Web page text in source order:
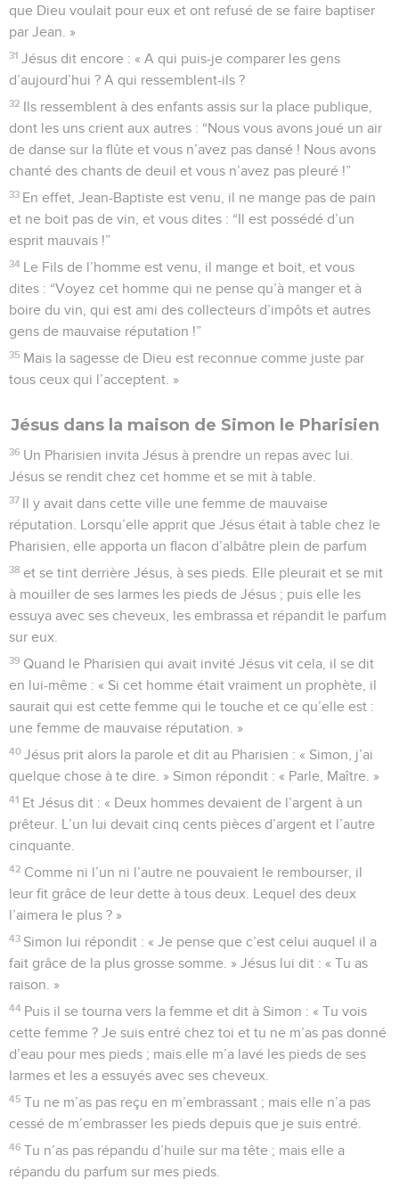
que Dieu voulait pour eux et ont refusé de se faire baptiser
par Jean. »
31 Jésus dit encore : « A qui puis-je comparer les gens
d’aujourd’hui ? A qui ressemblent-ils ?
32 Ils ressemblent à des enfants assis sur la place publique,
dont les uns crient aux autres : “Nous vous avons joué un air
de danse sur la flûte et vous n’avez pas dansé ! Nous avons
chanté des chants de deuil et vous n’avez pas pleuré !”
33 En effet, Jean-Baptiste est venu, il ne mange pas de pain
et ne boit pas de vin, et vous dites : “Il est possédé d’un
esprit mauvais !”
34 Le Fils de l’homme est venu, il mange et boit, et vous
dites : “Voyez cet homme qui ne pense qu’à manger et à
boire du vin, qui est ami des collecteurs d’impôts et autres
gens de mauvaise réputation !”
35 Mais la sagesse de Dieu est reconnue comme juste par
tous ceux qui l’acceptent. »
Jésus dans la maison de Simon le Pharisien
36 Un Pharisien invita Jésus à prendre un repas avec lui.
Jésus se rendit chez cet homme et se mit à table.
37 Il y avait dans cette ville une femme de mauvaise
réputation. Lorsqu’elle apprit que Jésus était à table chez le
Pharisien, elle apporta un flacon d’albâtre plein de parfum
38 et se tint derrière Jésus, à ses pieds. Elle pleurait et se mit
à mouiller de ses larmes les pieds de Jésus ; puis elle les
essuya avec ses cheveux, les embrassa et répandit le parfum
sur eux.
39 Quand le Pharisien qui avait invité Jésus vit cela, il se dit
en lui-même : « Si cet homme était vraiment un prophète, il
saurait qui est cette femme qui le touche et ce qu’elle est :
une femme de mauvaise réputation. »
40 Jésus prit alors la parole et dit au Pharisien : « Simon, j’ai
quelque chose à te dire. » Simon répondit : « Parle, Maître. »
41 Et Jésus dit : « Deux hommes devaient de l’argent à un
prêteur. L’un lui devait cinq cents pièces d’argent et l’autre
cinquante.
42 Comme ni l’un ni l’autre ne pouvaient le rembourser, il
leur fit grâce de leur dette à tous deux. Lequel des deux
l’aimera le plus ? »
43 Simon lui répondit : « Je pense que c’est celui auquel il a
fait grâce de la plus grosse somme. » Jésus lui dit : « Tu as
raison. »
44 Puis il se tourna vers la femme et dit à Simon : « Tu vois
cette femme ? Je suis entré chez toi et tu ne m’as pas donné
d’eau pour mes pieds ; mais elle m’a lavé les pieds de ses
larmes et les a essuyés avec ses cheveux.
45 Tu ne m’as pas reçu en m’embrassant ; mais elle n’a pas
cessé de m’embrasser les pieds depuis que je suis entré.
46 Tu n’as pas répandu d’huile sur ma tête ; mais elle a
répandu du parfum sur mes pieds.